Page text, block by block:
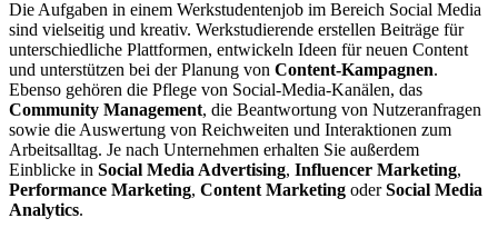
Die Aufgaben in einem Werkstudentenjob im Bereich Social Media
sind vielseitig und kreativ. Werkstudierende erstellen Beiträge für
unterschiedliche Plattformen, entwickeln Ideen für neuen Content
und unterstützen bei der Planung von Content-Kampagnen.
Ebenso gehören die Pflege von Social-Media-Kanälen, das
Community Management, die Beantwortung von Nutzeranfragen
sowie die Auswertung von Reichweiten und Interaktionen zum
Arbeitsalltag. Je nach Unternehmen erhalten Sie außerdem
Einblicke in Social Media Advertising, Influencer Marketing,
Performance Marketing, Content Marketing oderSocial Media
Analytics.